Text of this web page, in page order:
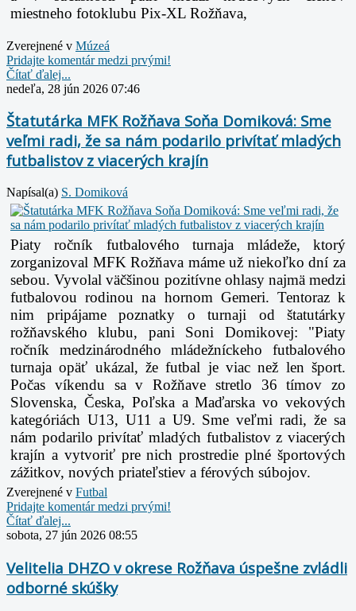
miestneho fotoklubu Pix-XL Rožňava,
Zverejnené v Múzeá
Pridajte komentár medzi prvými!
Čítať ďalej...
nedeľa, 28 jún 2026 07:46
Štatutárka MFK Rožňava Soňa Domiková: Sme
veľmi radi, že sa nám podarilo privítať mladých
futbalistov z viacerých krajín
Napísal(a) S. Domiková
Piaty ročník futbalového turnaja mládeže, ktorý
zorganizoval MFK Rožňava máme už niekoľko dní za
sebou. Vyvolal väčšinou pozitívne ohlasy najmä medzi
futbalovou rodinou na hornom Gemeri. Tentoraz k
nim pripájame poznatky o turnaji od štatutárky
rožňavského klubu, pani Soni Domikovej: "Piaty
ročník medzinárodného mládežníckeho futbalového
turnaja opäť ukázal, že futbal je viac než len šport.
Počas víkendu sa v Rožňave stretlo 36 tímov zo
Slovenska, Česka, Poľska a Maďarska vo vekových
kategóriách U13, U11 a U9. Sme veľmi radi, že sa
nám podarilo privítať mladých futbalistov z viacerých
krajín a vytvoriť pre nich prostredie plné športových
zážitkov, nových priateľstiev a férových súbojov.
Zverejnené v Futbal
Pridajte komentár medzi prvými!
Čítať ďalej...
sobota, 27 jún 2026 08:55
Velitelia DHZO v okrese Rožňava úspešne zvládli
odborné skúšky